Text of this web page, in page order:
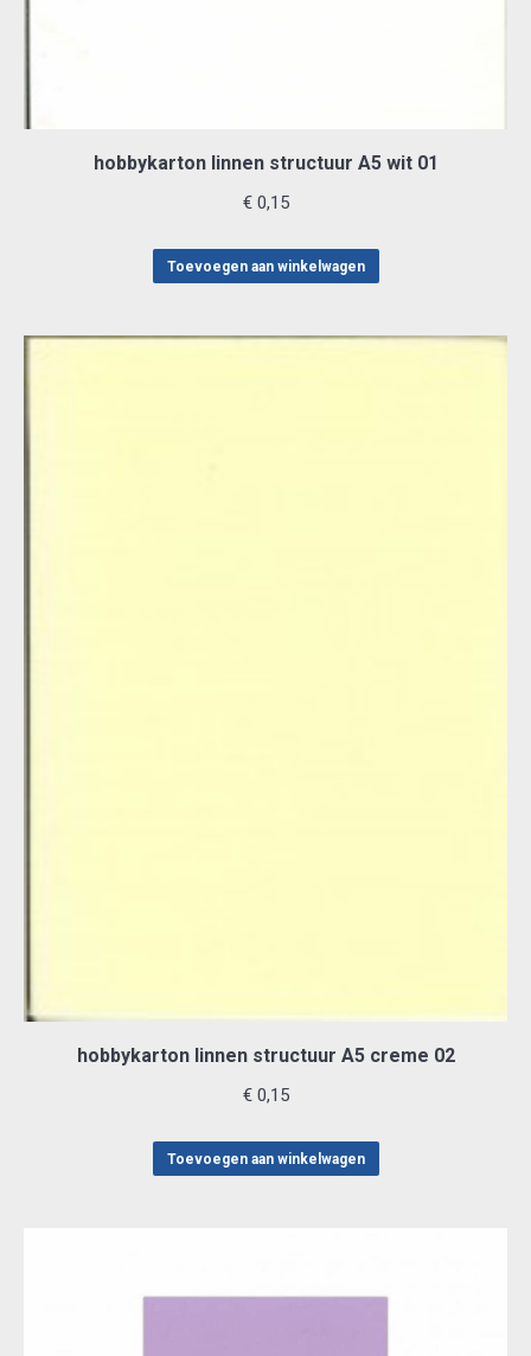
hobbykarton linnen structuur A5 wit 01
€0,15
Toevoegen aan winkelwagen
hobbykarton linnen structuur A5 creme 02
€0,15
Toevoegen aan winkelwagen